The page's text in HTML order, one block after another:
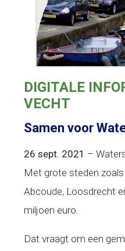
DIGITALE
VECHT
Samen voor
26 sept. 2021 –
Met grote steden
Abcoude, Loosdrecht
miljoen euro.
Dat vraagt om een